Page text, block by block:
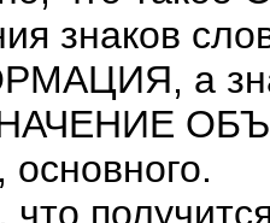
знаков
а
что